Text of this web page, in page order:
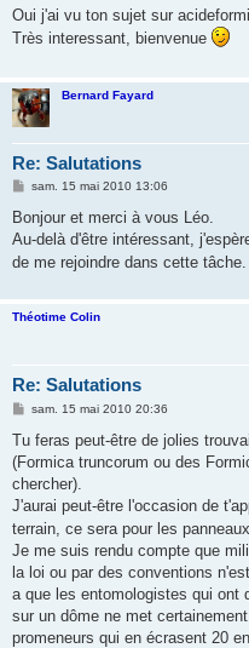
s
a
Oui j'ai vu ton sujet sur
Très interessant, bienvenue
Bernard Fayard
Re: Salutations
M
s
a
g
e
sam. 15 mai 2010 13:06
Bonjour et merci à vous Léo.
Au-delà d'être intéressant,
de me rejoindre dans cette tâche.
Théotime Colin
Re: Salutations
M
s
a
g
sam. 15 mai 2010 20:36
Tu feras peut-être de jolies
(Formica truncorum ou des
chercher).
J'aurai peut-être l'occasion de
terrain, ce sera pour les
Je me suis rendu compte que
la loi ou par des conventions
a que les entomologistes qui ont
sur un dôme ne met
promeneurs qui en écrasent 20